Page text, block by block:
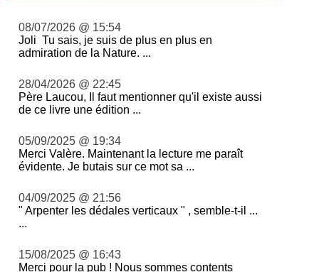
08/07/2026 @ 15:54
Joli Tu sais, je suis de plus en plus en
admiration de la Nature. ...
28/04/2026 @ 22:45
Père Laucou, Il faut mentionner qu'il existe aussi
de ce livre une édition ...
05/09/2025 @ 19:34
Merci Valère. Maintenant la lecture me paraît
évidente. Je butais sur ce mot sa ...
04/09/2025 @ 21:56
" Arpenter les dédales verticaux " , semble-t-il ...
...
15/08/2025 @ 16:43
Merci pour la pub ! Nous sommes contents